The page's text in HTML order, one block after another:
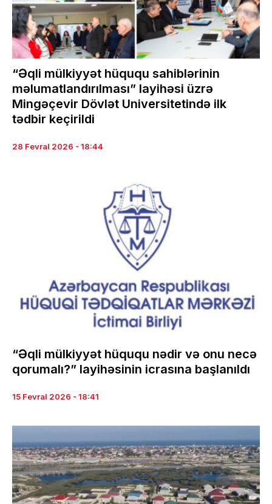
“Əqli mülkiyyət hüququ sahiblərinin
məlumatlandırılması” layihəsi üzrə
Mingəçevir Dövlət Universitetində ilk
tədbir keçirildi
28 Fevral 2026 - 18:44
“Əqli mülkiyyət hüququ nədir və onu necə
qorumalı?” layihəsinin icrasına başlanıldı
15 Fevral 2026 - 18:41